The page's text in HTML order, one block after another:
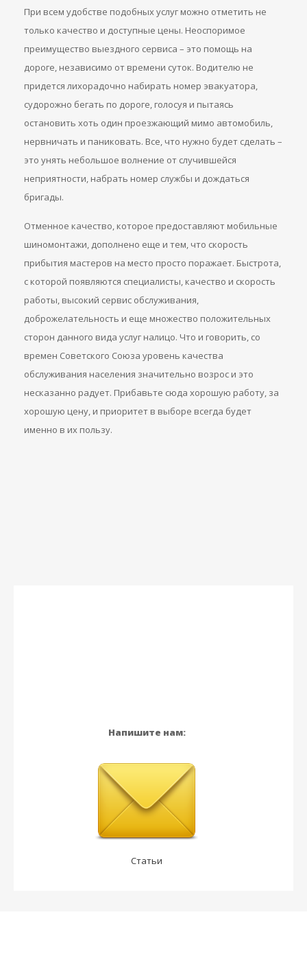
При всем удобстве подобных услуг можно отметить не
только качество и доступные цены. Неоспоримое
преимущество выездного сервиса – это помощь на
дороге, независимо от времени суток. Водителю не
придется лихорадочно набирать номер эвакуатора,
судорожно бегать по дороге, голосуя и пытаясь
остановить хоть один проезжающий мимо автомобиль,
нервничать и паниковать. Все, что нужно будет сделать –
это унять небольшое волнение от случившейся
неприятности, набрать номер службы и дождаться
бригады.
Отменное качество, которое предоставляют мобильные
шиномонтажи, дополнено еще и тем, что скорость
прибытия мастеров на место просто поражает. Быстрота,
с которой появляются специалисты, качество и скорость
работы, высокий сервис обслуживания,
доброжелательность и еще множество положительных
сторон данного вида услуг налицо. Что и говорить, со
времен Советского Союза уровень качества
обслуживания населения значительно возрос и это
несказанно радует. Прибавьте сюда хорошую работу, за
хорошую цену, и приоритет в выборе всегда будет
именно в их пользу.
Напишите нам:
Статьи